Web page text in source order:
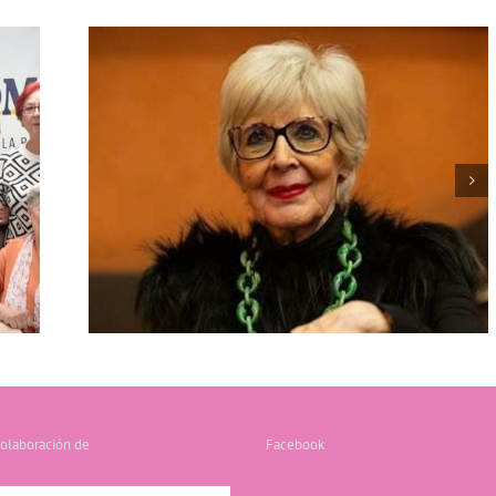
Con Mayor Voz: Post 25N /Día
contra el maltrato de género
de Facebook